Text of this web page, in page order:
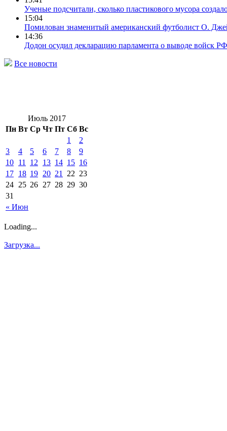
Ученые подсчитали, сколько пластикового мусора
15:04
Помилован знаменитый американский футболист О.
14:36
Додон осудил декларацию парламента о выводе войск РФ
Все новости
Июль 2017
Пн Вт Ср Чт Пт Сб Вс
« Июн
1
2
3
4 5 6 7 8
9
10 11 12 13 14 15 16
17 18 19 20 21 22 23
24 25 26 27 28 29 30
31
Loading...
Загрузка...